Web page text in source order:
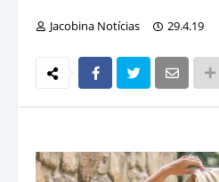
Jacobina Notícias 29.4.19